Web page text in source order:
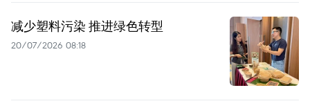
减少塑料污染 推进绿色转型
20/07/2026 08:18